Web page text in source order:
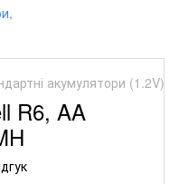
акумулятори (1.2V)
R6, AA